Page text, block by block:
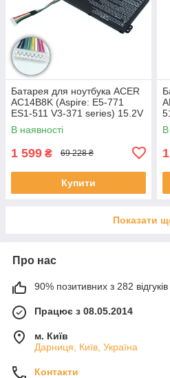
Батарея для ноутбука ACER
AC14B8K (Aspire: E5-771
ES1-511 V3-371 series) 15.2V
2200mAh Чорний
В наявності
1 599 ₴ 69 228 ₴
Купити
В
Показати
Про нас
90% позитивних з 282 відгуків
Працює з 08.05.2014
м. Київ
Дарниця, Київ, Україна
Контакти